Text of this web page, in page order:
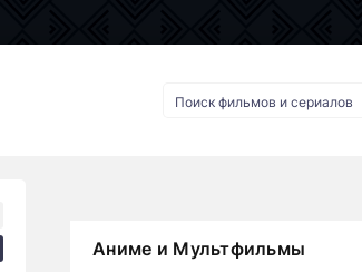
Аниме и Мультфильмы